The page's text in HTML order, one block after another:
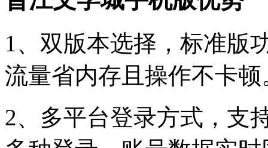
1、双版本选择，标准版
流量省内存且操作不卡顿
2、多平台登录方式，支